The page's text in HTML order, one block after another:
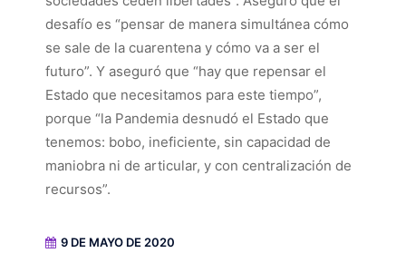
desafío es “pensar de manera simultánea cómo
se sale de la cuarentena y cómo va a ser el
futuro”. Y aseguró que “hay que repensar el
Estado que necesitamos para este tiempo”,
porque “la Pandemia desnudó el Estado que
tenemos: bobo, ineficiente, sin capacidad de
maniobra ni de articular, y con centralización de
recursos”.
9 DE MAYO DE 2020